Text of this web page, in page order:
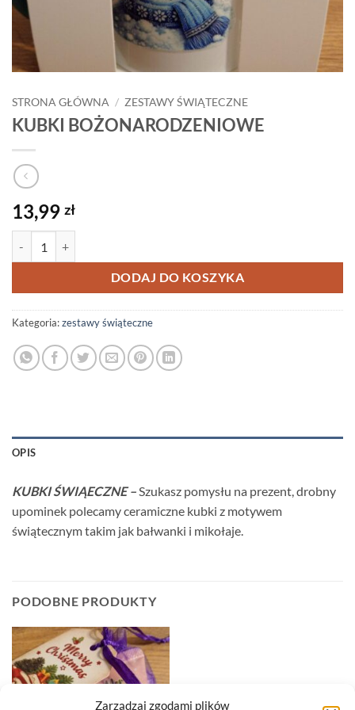
Zarządzaj zgodami plików
STRONA GŁÓWNA / ZESTAWY ŚWIĄTECZNE
KUBKI BOŻONARODZENIOWE
13,99 zł
DODAJ DO KOSZYKA
Kategoria:zestawy świąteczne
OPIS
KUBKI ŚWIĄECZNE –Szukasz pomysłu na prezent, drobny
upominek polecamy ceramiczne kubki z motywem
świątecznym takim jak bałwanki i mikołaje.
PODOBNE PRODUKTY